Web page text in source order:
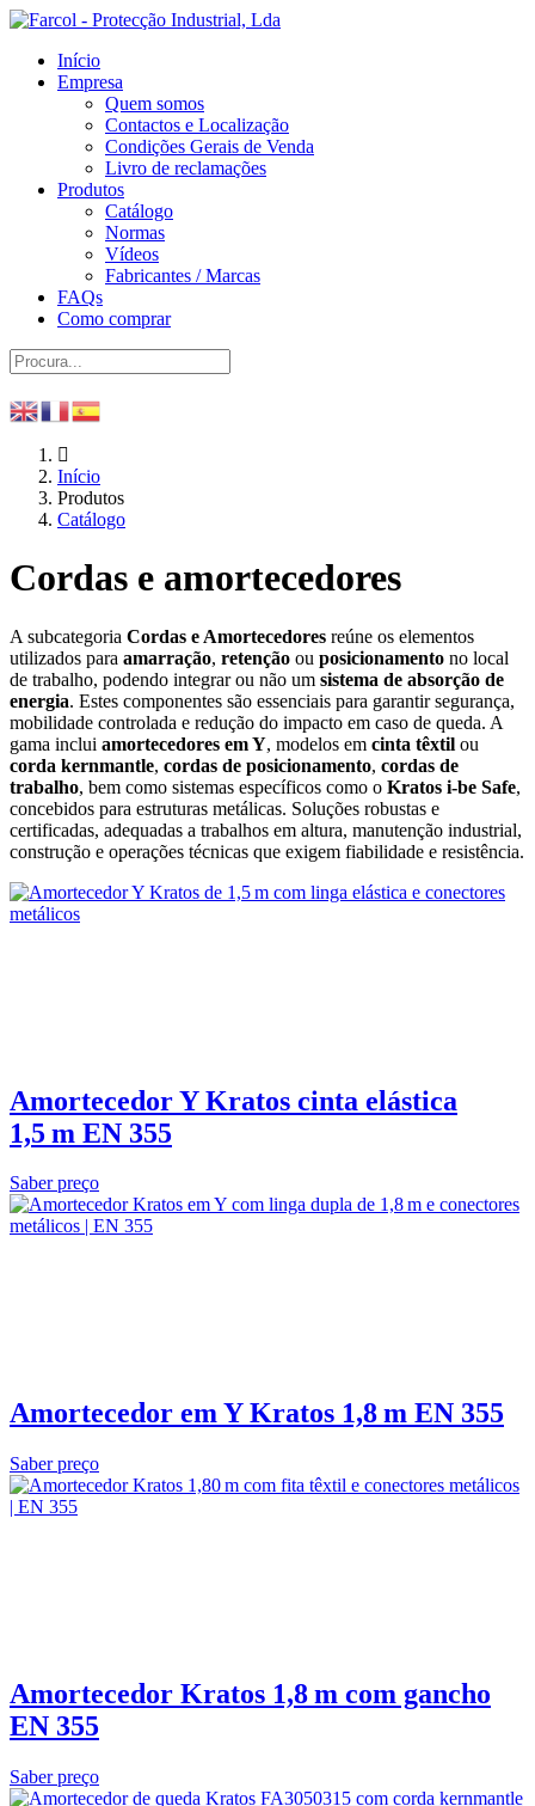
Início
Empresa
Quem somos
Contactos e Localização
Condições Gerais de Venda
Livro de reclamações
Produtos
Catálogo
Normas
Vídeos
Fabricantes / Marcas
FAQs
Como comprar
Início
Produtos
Catálogo
Cordas e amortecedores
A subcategoria Cordas e Amortecedores reúne os elementos
utilizados para amarração, retenção ou posicionamento no local
de trabalho, podendo integrar ou não um sistema de absorção de
energia. Estes componentes são essenciais para garantir segurança,
mobilidade controlada e redução do impacto em caso de queda. A
gama inclui amortecedores em Y, modelos em cinta têxtil ou
corda kernmantle, cordas de posicionamento, cordas de
trabalho, bem como sistemas específicos como o Kratos i‑be Safe,
concebidos para estruturas metálicas. Soluções robustas e
certificadas, adequadas a trabalhos em altura, manutenção industrial,
construção e operações técnicas que exigem fiabilidade e resistência.
Amortecedor Y Kratos cinta elástica
1,5 m EN 355
Saber preço
Amortecedor em Y Kratos 1,8 m EN 355
Saber preço
Amortecedor Kratos 1,8 m com gancho
EN 355
Saber preço